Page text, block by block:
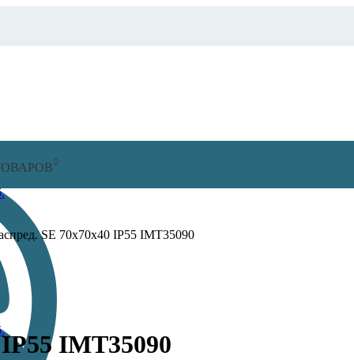
SE 70х70х40 IP55 IMT35090
IMT35090